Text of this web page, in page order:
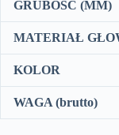
GRUBOŚĆ (MM)
MATERIAŁ
KOLOR
WAGA (brutto)